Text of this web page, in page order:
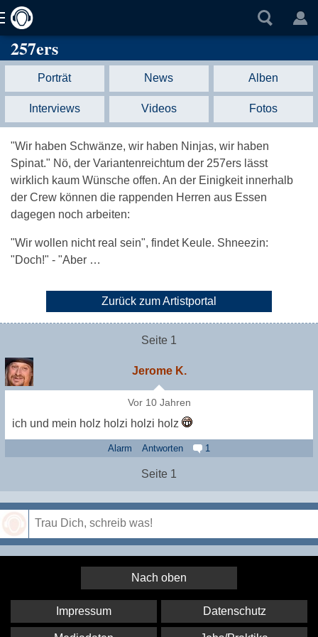
257ers
Porträt News Alben
Interviews Videos Fotos
"Wir haben Schwänze, wir haben Ninjas, wir haben
Spinat." Nö, der Variantenreichtum der 257ers lässt
wirklich kaum Wünsche offen. An der Einigkeit innerhalb
der Crew können die rappenden Herren aus Essen
dagegen noch arbeiten:
"Wir wollen nicht real sein", findet Keule. Shneezin:
"Doch!" - "Aber …
Zurück zum Artistportal
Seite 1
Jerome K.
Vor 10 Jahren
ich und mein holz holzi holzi holz
Alarm Antworten 1
Seite 1
Nach oben
Impressum Datenschutz